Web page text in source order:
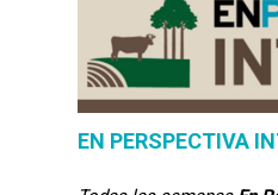
EN PERSPECTIVA